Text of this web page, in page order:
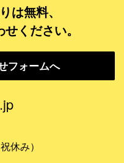
は無料、
ください。
フォームへ
休み）